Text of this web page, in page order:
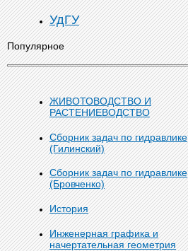
УдГУ
Популярное
ЖИВОТОВОДСТВО И
РАСТЕНИЕВОДСТВО
Сборник задач по гидравлике
(Гилинский)
Сборник задач по гидравлике
(Бровченко)
История
Инженерная графика и
начертательная геометрия